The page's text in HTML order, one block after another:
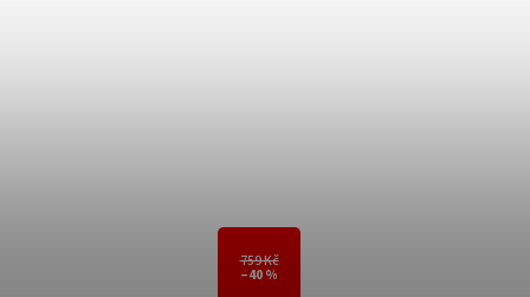
759 Kč
–40 %